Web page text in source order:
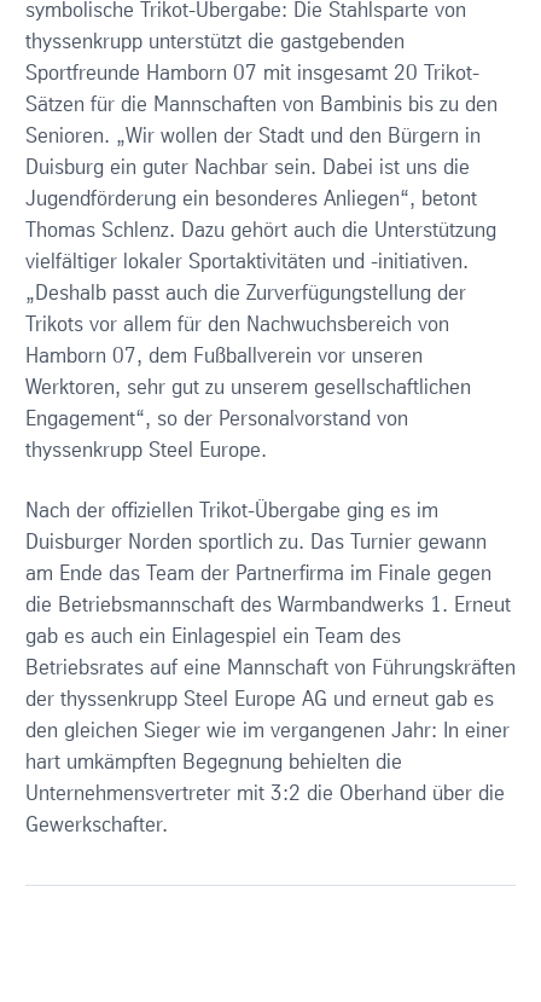
symbolische Trikot-Übergabe: Die Stahlsparte von
thyssenkrupp unterstützt die gastgebenden
Sportfreunde Hamborn 07 mit insgesamt 20 Trikot-
Sätzen für die Mannschaften von Bambinis bis zu den
Senioren. „Wir wollen der Stadt und den Bürgern in
Duisburg ein guter Nachbar sein. Dabei ist uns die
Jugendförderung ein besonderes Anliegen“, betont
Thomas Schlenz. Dazu gehört auch die Unterstützung
vielfältiger lokaler Sportaktivitäten und -initiativen.
„Deshalb passt auch die Zurverfügungstellung der
Trikots vor allem für den Nachwuchsbereich von
Hamborn 07, dem Fußballverein vor unseren
Werktoren, sehr gut zu unserem gesellschaftlichen
Engagement“, so der Personalvorstand von
thyssenkrupp Steel Europe.
Nach der offiziellen Trikot-Übergabe ging es im
Duisburger Norden sportlich zu. Das Turnier gewann
am Ende das Team der Partnerfirma im Finale gegen
die Betriebsmannschaft des Warmbandwerks 1. Erneut
gab es auch ein Einlagespiel ein Team des
Betriebsrates auf eine Mannschaft von Führungskräften
der thyssenkrupp Steel Europe AG und erneut gab es
den gleichen Sieger wie im vergangenen Jahr: In einer
hart umkämpften Begegnung behielten die
Unternehmensvertreter mit 3:2 die Oberhand über die
Gewerkschafter.